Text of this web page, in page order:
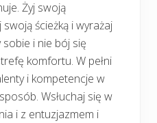
Żyj swoją
ścieżką i wyrażaj
sobie i nie bój się
komfortu. W pełni
i kompetencje w
Wsłuchaj się w
i z entuzjazmem i